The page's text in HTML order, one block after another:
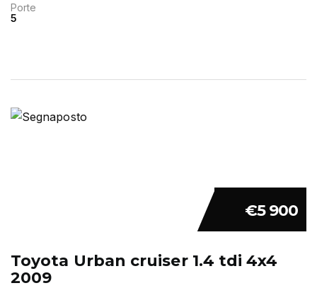
Porte
5
€5 900
Toyota Urban cruiser 1.4 tdi 4x4
2009